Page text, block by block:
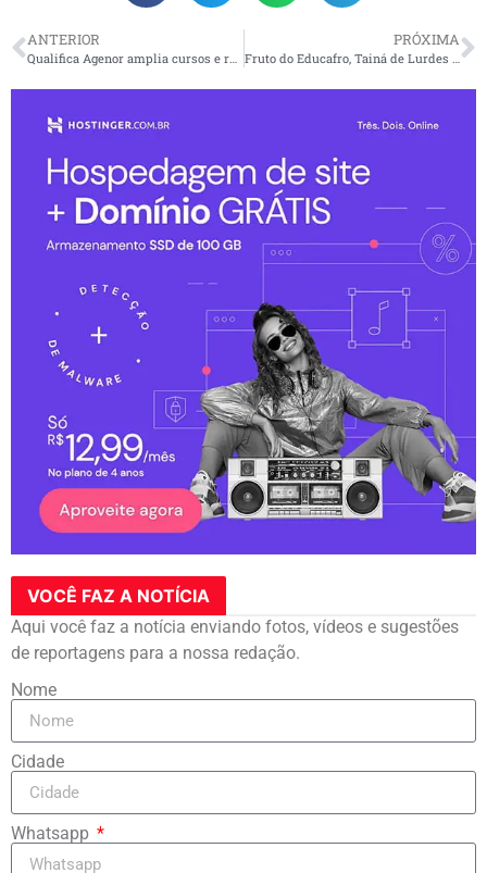
ANTERIOR
Qualifica Agenor amplia cursos e reúne novos educadores em Mongaguá
PRÓXIMA
Fruto do Educafro, Tainá de Lurdes lança livro infantil sobre representatividade
VOCÊ FAZ A NOTÍCIA
Aqui você faz a notícia enviando fotos, vídeos e sugestões
de reportagens para a nossa redação.
Nome
Cidade
Whatsapp